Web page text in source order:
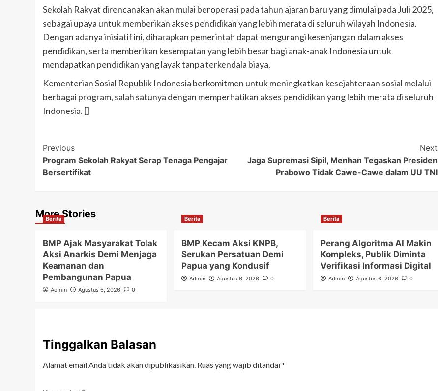
Sekolah Rakyat direncanakan akan mulai beroperasi pada tahun ajaran baru yang dimulai pada Juli 2025,
sebagai upaya untuk memberikan akses pendidikan yang lebih merata di seluruh wilayah Indonesia.
Dengan adanya inisiatif ini, diharapkan pemerintah dapat mengurangi kesenjangan dalam akses
pendidikan, serta memberikan kesempatan yang lebih besar bagi anak-anak Indonesia untuk
mendapatkan pendidikan yang layak tanpa terkendala biaya.
Kementerian Sosial Republik Indonesia berkomitmen untuk meningkatkan kesejahteraan sosial melalui
berbagai program, salah satunya dengan memperhatikan akses pendidikan yang lebih merata di seluruh
Indonesia. []
Post
Navigation
Previous
Program Sekolah Rakyat Serap Tenaga Pengajar
Bersertifikat
Next
Jaga Supremasi Sipil, Menhan Tegaskan Presiden
Prabowo Tidak Cawe-Cawe dalam UU TNI
More Stories
Berita
BMP Ajak Masyarakat Tolak
Aksi Anarkis Demi Menjaga
Keamanan dan
Pembangunan Papua
Admin Agustus 6, 2026 0
Berita
BMP Kecam Aksi KNPB,
Serukan Persatuan Demi
Papua yang Kondusif
Admin Agustus 6, 2026 0
Berita
Perang Algoritma AI Makin
Kompleks, Publik Diminta
Verifikasi Informasi Digital
Admin Agustus 6, 2026 0
Tinggalkan Balasan
Alamat email Anda tidak akan dipublikasikan. Ruas yang wajib ditandai*